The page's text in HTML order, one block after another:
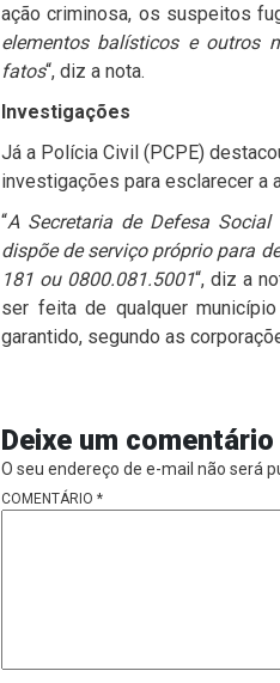
ação criminosa, os suspeitos
elementos balísticos e outros
fatos“, diz a nota.
Investigações
Já a Polícia Civil (PCPE)
investigações para esclarecer a
“A Secretaria de Defesa
dispõe de serviço próprio para
181 ou 0800.081.5001“, diz a
ser feita de qualquer
garantido, segundo as
Deixe um comentário
O seu endereço de e-mail não será
COMENTÁRIO *